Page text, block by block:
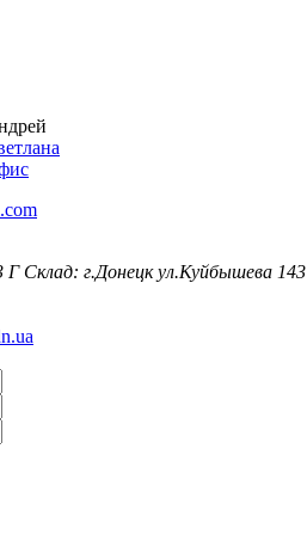
Г Склад: г.Донецк ул.Куйбышева